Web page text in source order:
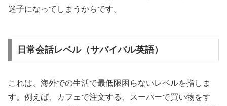
迷子になってしまうからです。
日常会話レベル（サバイバル英語）
これは、海外での生活で最低限困らないレベルを指しま
す。例えば、カフェで注文する、スーパーで買い物をす